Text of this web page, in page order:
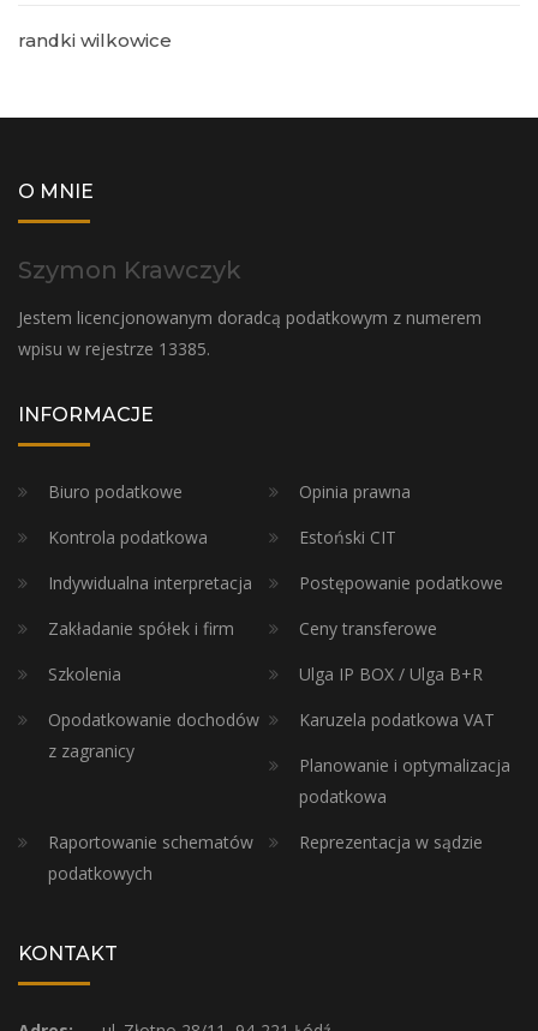
randki wilkowice
O MNIE
Szymon Krawczyk
Jestem licencjonowanym doradcą podatkowym z numerem
wpisu w rejestrze 13385.
INFORMACJE
Biuro podatkowe
Opinia prawna
Kontrola podatkowa
Estoński CIT
Indywidualna interpretacja
Postępowanie podatkowe
Zakładanie spółek i firm
Ceny transferowe
Szkolenia
Ulga IP BOX / Ulga B+R
Opodatkowanie dochodów
z zagranicy
Karuzela podatkowa VAT
Planowanie i optymalizacja
podatkowa
Raportowanie schematów
podatkowych
Reprezentacja w sądzie
KONTAKT